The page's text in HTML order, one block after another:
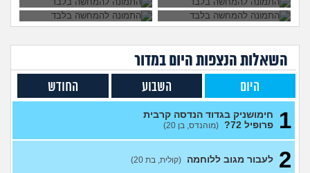
19)
מיוני אשכול התעופה (ככככ, בן
0
מה דעתכם על מסלול מודאל
בחיל המודיעין? (צגצגצג, בן 18) עצות
צה"ל מכחיש החזרת ציוד א
בזמן שהחזרתי, וההשלכות
(משוחרר )?(, בן 21)
עצות
מה עושים עם החיים עכשיו?
(אנוני, בת 18) עצות
אנשים שעברו מחיל הטנא/
השאלות הנצפות היוםבמדור
היום השבוע החודש
1
חימושניק בגדוד הנדסה קרבית
פרופיל 72?
(מוהנדס, בן 20)
2 לעבור מגוב ללוחמה (קולית, בת 20)